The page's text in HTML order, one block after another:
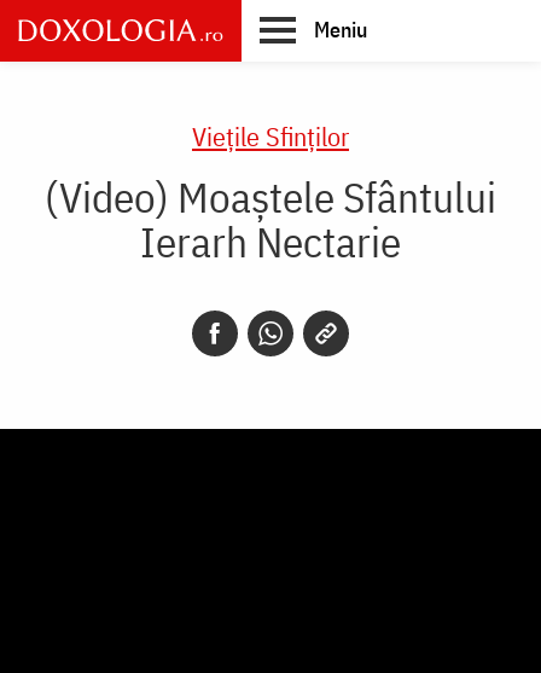
Skip
to
main
Meniu
Vieţile Sfinţilor
(Video) Moaștele Sfântului
Ierarh Nectarie